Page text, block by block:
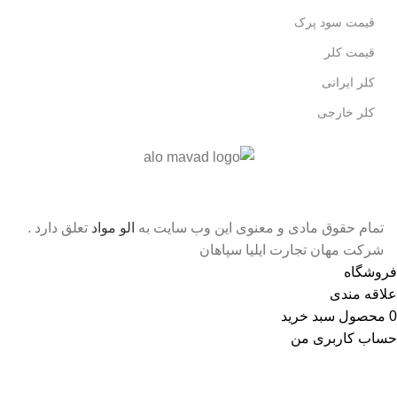
قیمت سود پرک
قیمت کلر
کلر ایرانی
کلر خارجی
تمام حقوق مادی و معنوی اين وب‌ سايت به الو مواد تعلق دارد .
شرکت مهان تجارت ایلیا سپاهان
فروشگاه
علاقه مندی
0 محصول سبد خرید
حساب کاربری من